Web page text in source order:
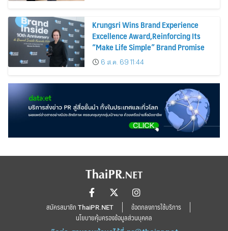
Krungsri Wins Brand Experience
Excellence Award,Reinforcing Its
“Make Life Simple” Brand Promise
6 ส.ค. 69 11:44
สมัครสมาชิก ThaiPR.NET
ข้อตกลงการใช้บริการ
นโยบายคุ้มครองข้อมูลส่วนบุคคล